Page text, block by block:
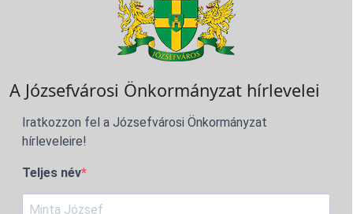
A Józsefvárosi Önkormányzat hírlevelei
Iratkozzon fel a Józsefvárosi Önkormányzat
hírleveleire!
Teljes név